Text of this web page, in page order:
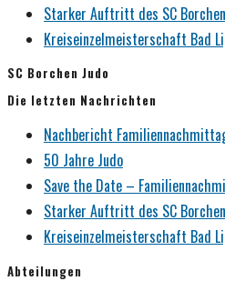
Starker Auftritt des SC
Kreiseinzelmeisterschaft Bad
SC Borchen Judo
Die letzten Nachrichten
Nachbericht
50 Jahre Judo
Save the Date –
Starker Auftritt des SC
Kreiseinzelmeisterschaft Bad
Abteilungen